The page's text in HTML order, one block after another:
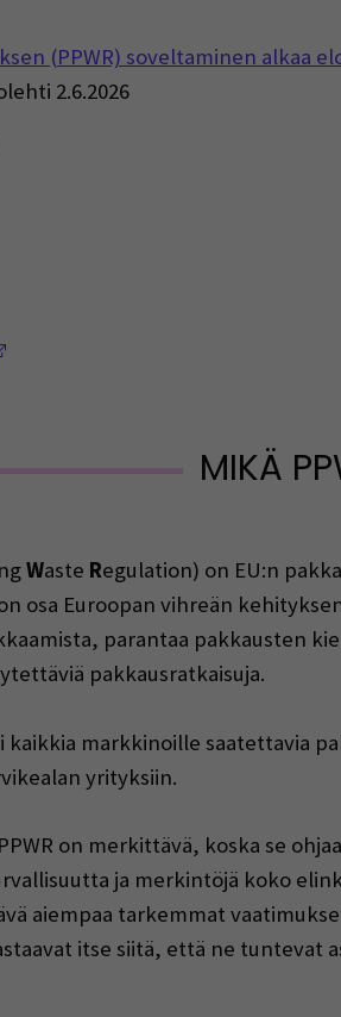
(PPWR) soveltaminen alkaa
window)2.6.2026
MIKÄ
Waste Regulation) on EU:n
osa Euroopan vihreän
parantaa pakkausten
pakkausratkaisuja.
markkinoille saatettavia
yrityksiin.
on merkittävä, koska se
ja merkintöjä koko
aiempaa tarkemmat
itse siitä, että ne tuntevat